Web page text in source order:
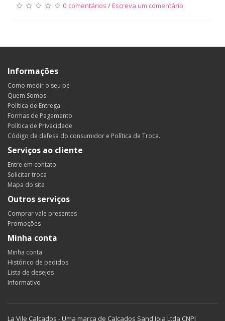
0 comentários / Escreva um comentário
Informações
Como medir o seu pé
Quem Somos
Política de Entrega
Formas de Pagamento
Política de Privacidade
Código de defesa do consumidor e Política de Troca.
Serviços ao cliente
Entre em contato
Solicitar troca
Mapa do site
Outros serviços
Comprar vale presentes
Promoções
Minha conta
Minha conta
Histórico de pedidos
Lista de desejos
Informativo
La Vile Calçados - Uma marca de Calçados Sand Joia Ltda CNPJ